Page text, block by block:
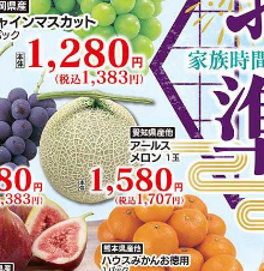
公式サイト https://
駐車場 有り（80台
電子マネー Vマネー